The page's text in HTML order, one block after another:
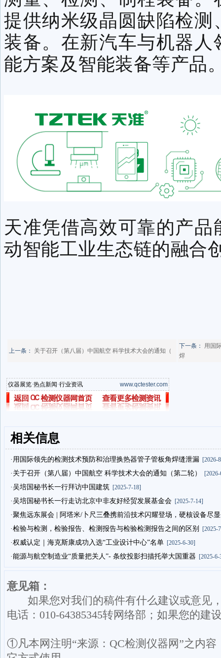
提供纳米级晶圆缺陷检
装备。在新汽车与机器
能方案及智能装备等产品
天准凭借高效可靠的产
动智能工业生态链的融合
上一条： 关于召开（第八届）中国航空 科学技术大会的通知（
下一条： 用国
焊
仪器展览·热点新闻·行业资讯 www.qctester.com
相关信息
·用国际领先的检测技术预防和治理换热器管子管板角焊缝泄漏 [2026-
·关于召开（第八届）中国航空 科学技术大会的通知（第二轮）
·吴培国秘书长一行拜访中国建筑 [2025-7-18]
·吴培国秘书长一行走访北京中非友好经贸发展基金会 [2025-7-14]
·聚焦远东展会 | 阿塔米/卜尺三叠携前沿技术闪耀登场，硬核设备尽
·检验与检测，检验报告、检测报告与检验检测报告之间的区别
[2025-
·权威认定｜海克斯康成功入选“工业设计中心”名单 [2025-6-30]
·能源与航空制造业“质量把关人”- 条纹投影扫描托举大国重器 [2025-6-
意见箱：
如果您对我们的稿件有什么建议或意见
电话：010-64385345转网络部；如果您的
①凡本网注明“来源：QC检测仪器网”之内